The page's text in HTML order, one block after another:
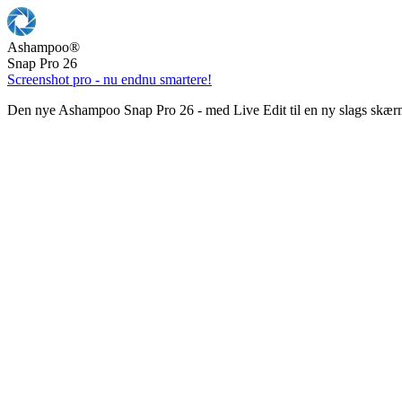
Ashampoo®
Snap Pro 26
Screenshot pro - nu endnu smartere!
Den nye Ashampoo Snap Pro 26 - med Live Edit til en ny slags